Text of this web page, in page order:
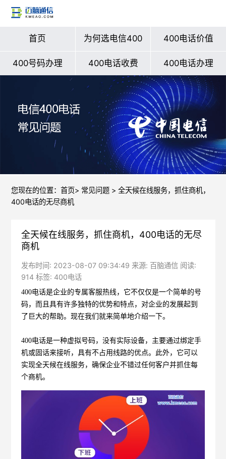
首页 为何选电信400 400电话价值
400号码办理 400电话收费 400电话办理
您现在的位置： 首页> 常见问题> 全天候在线服务，抓住商机，
400电话的无尽商机
全天候在线服务，抓住商机，400电话的无尽
商机
发布时间: 2023-08-07 09:34:49 来源: 百脑通信 阅读:
914 标签: 400电话
400电话是企业的专属客服热线，它不仅仅是一个简单的号
码，而且具有许多独特的优势和特点，对企业的发展起到
了巨大的帮助。现在我们就来简单地介绍一下。
400电话是一种虚拟号码，没有实际设备，主要通过绑定手
机或固话来接听，具有不占用线路的优点。此外，它可以
实现全天候在线服务，确保企业不错过任何客户并抓住每
个商机。